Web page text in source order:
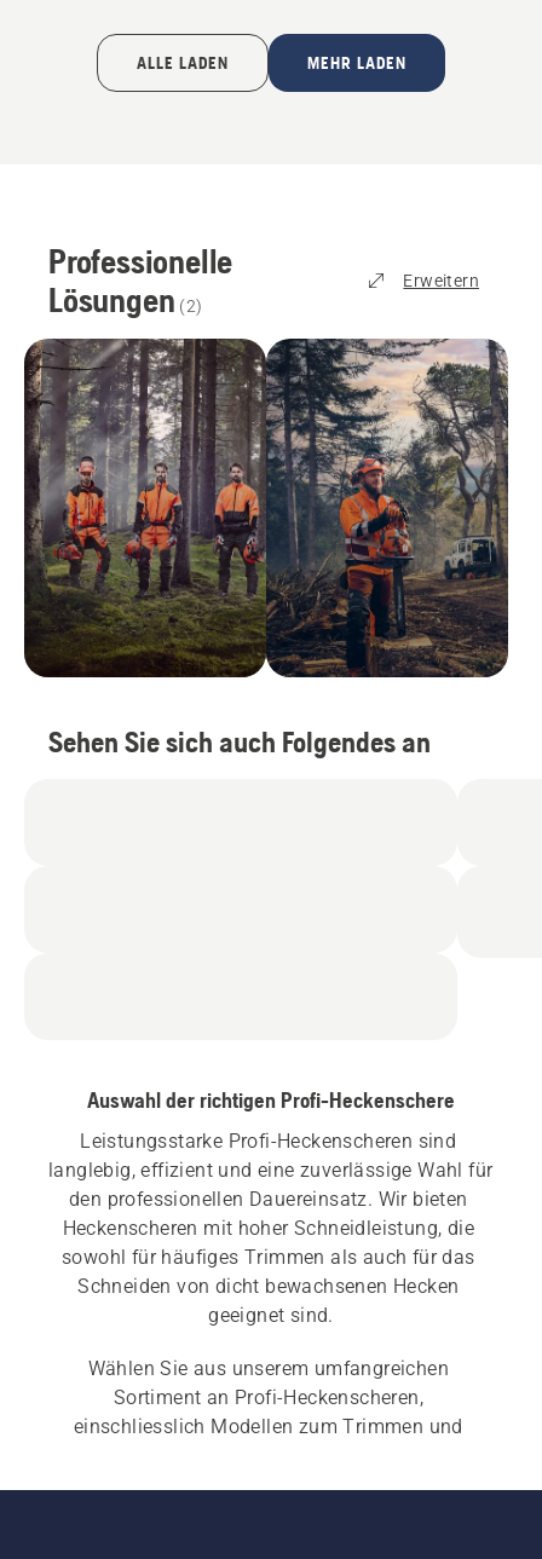
ALLE LADEN MEHR LADEN
Professionelle
Lösungen (2)
Erweitern
Sehen Sie sich auch Folgendes an
Auswahl der richtigen Profi-Heckenschere
Leistungsstarke Profi-Heckenscheren sind
langlebig, effizient und eine zuverlässige Wahl für
den professionellen Dauereinsatz. Wir bieten
Heckenscheren mit hoher Schneidleistung, die
sowohl für häufiges Trimmen als auch für das
Schneiden von dicht bewachsenen Hecken
geeignet sind.
Wählen Sie aus unserem umfangreichen
Sortiment an Profi-Heckenscheren,
einschliesslich Modellen zum Trimmen und
sowie Modellen für drehmomentstarke